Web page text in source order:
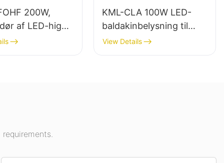
200W,
af LED-high
indendørs
i
KML-CLA 100W LED-
baldakinbelysning til
indendørs områder
såsom tankstationer og
View Details